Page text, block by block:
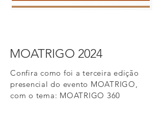
MOATRIGO 2024
Confira como foi a terceira edição
presencial do evento MOATRIGO,
com o tema: MOATRIGO 360